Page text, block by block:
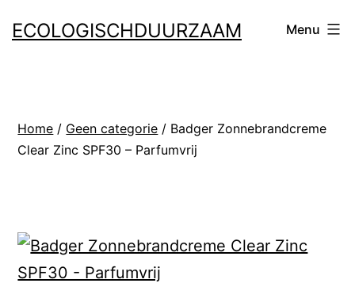
naar
ECOLOGISCHDUURZAAM Menu
Home / Geen categorie / Badger Zonnebrandcreme
Clear Zinc SPF30 – Parfumvrij